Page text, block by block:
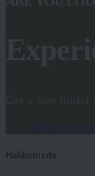
Hakkımızda